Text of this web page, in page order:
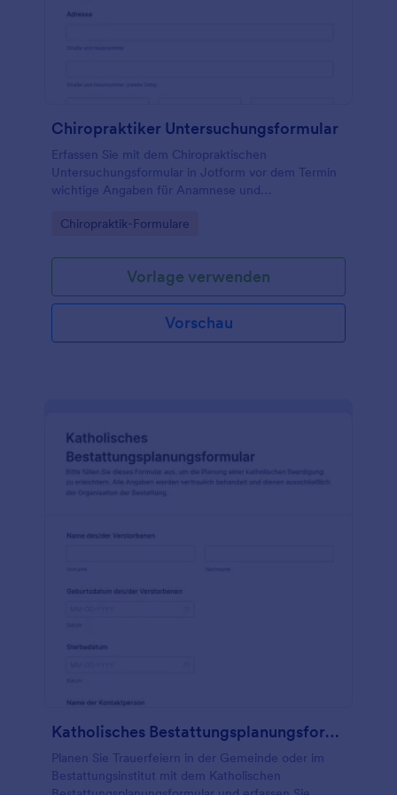
Chiropraktiker Untersuchungsformular
Erfassen Sie mit dem Chiropraktischen
Untersuchungsformular in Jotform vor dem Termin
wichtige Angaben für Anamnese und
Behandlungszentren.
Go to Category:
Chiropraktik-Formulare
Vorlage verwenden
Vorschau
Katholisches Bestattungsplanungsformular
Planen Sie Trauerfeiern in der Gemeinde oder im
Bestattungsinstitut mit dem Katholischen